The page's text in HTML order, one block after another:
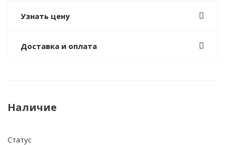
Узнать цену
Доставка и оплата
Наличие
Статус